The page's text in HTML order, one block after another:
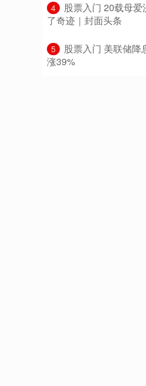
4
股票入门 20载母爱
了奇迹｜封面头条
5
股票入门 美联储降
涨39%